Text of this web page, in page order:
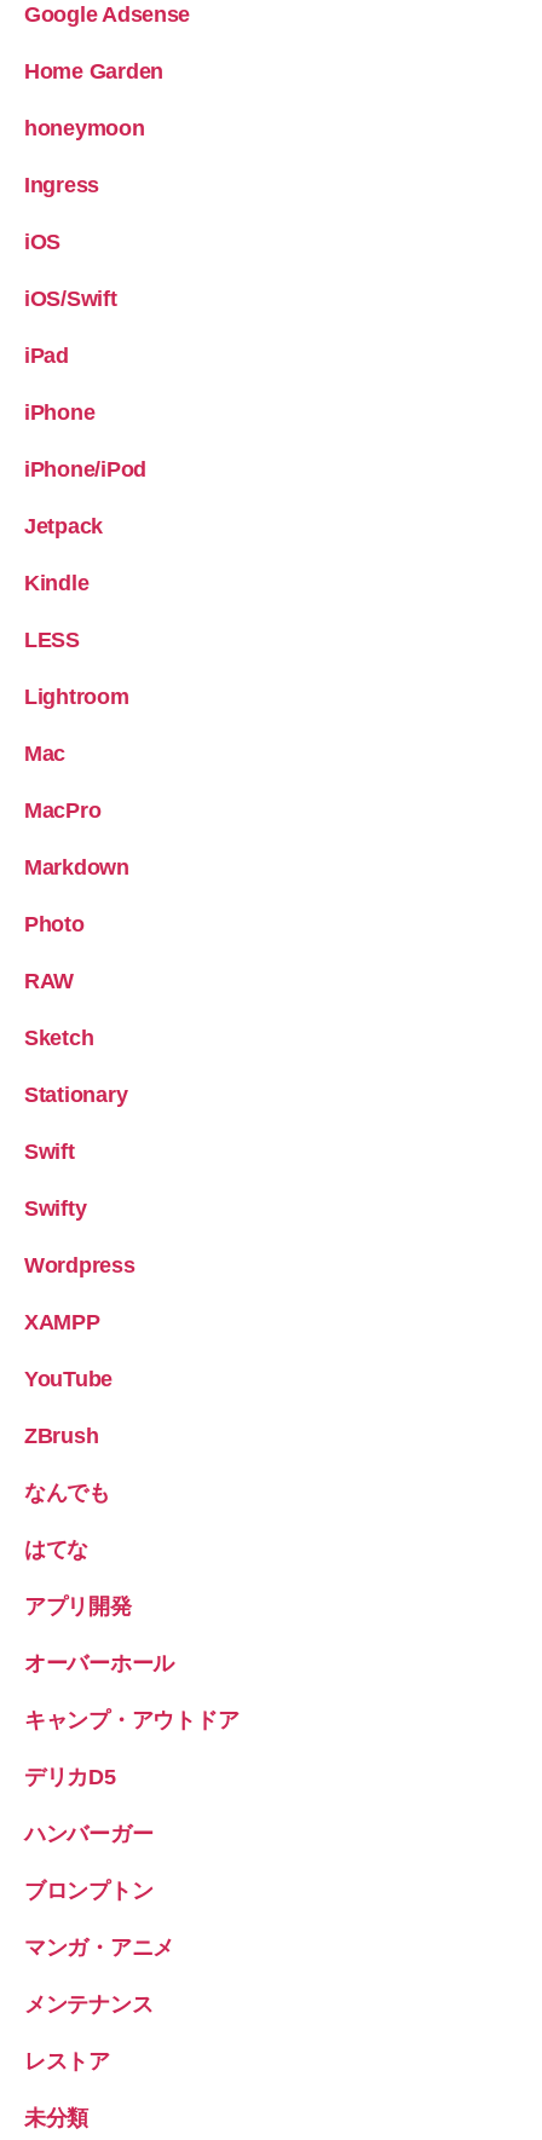
Google Adsense
Home Garden
honeymoon
Ingress
iOS
iOS/Swift
iPad
iPhone
iPhone/iPod
Jetpack
Kindle
LESS
Lightroom
Mac
MacPro
Markdown
Photo
RAW
Sketch
Stationary
Swift
Swifty
Wordpress
XAMPP
YouTube
ZBrush
なんでも
はてな
アプリ開発
オーバーホール
キャンプ・アウトドア
デリカD5
ハンバーガー
ブロンプトン
マンガ・アニメ
メンテナンス
レストア
未分類